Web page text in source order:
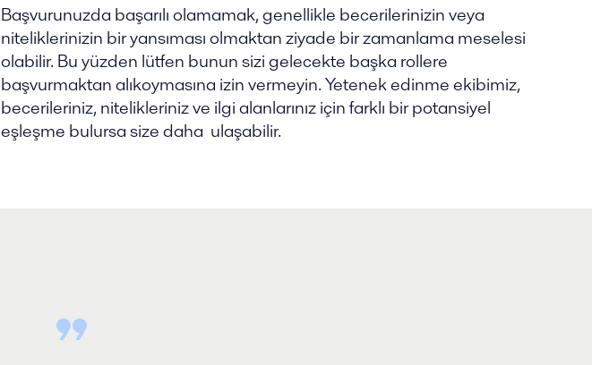
Başvurunuzda başarılı olamamak, genellikle becerilerinizin veya
niteliklerinizin bir yansıması olmaktan ziyade bir zamanlama meselesi
olabilir. Bu yüzden lütfen bunun sizi gelecekte başka rollere
başvurmaktan alıkoymasına izin vermeyin. Yetenek edinme ekibimiz,
becerileriniz, nitelikleriniz ve ilgi alanlarınız için farklı bir potansiyel
eşleşme bulursa size daha ulaşabilir.